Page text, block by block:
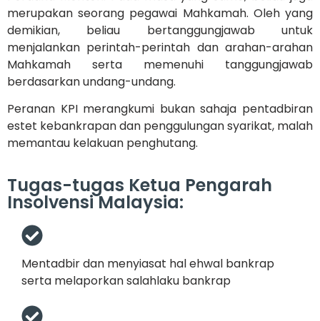
merupakan seorang pegawai Mahkamah. Oleh yang
demikian, beliau bertanggungjawab untuk
menjalankan perintah-perintah dan arahan-arahan
Mahkamah serta memenuhi tanggungjawab
berdasarkan undang-undang.
Peranan KPI merangkumi bukan sahaja pentadbiran
estet kebankrapan dan penggulungan syarikat, malah
memantau kelakuan penghutang.
Tugas-tugas Ketua Pengarah
Insolvensi Malaysia:
Mentadbir dan menyiasat hal ehwal bankrap
serta melaporkan salahlaku bankrap